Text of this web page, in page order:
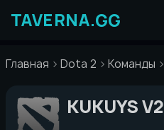
содержимому
Главная Dota 2 Команды
KUKUYS V2